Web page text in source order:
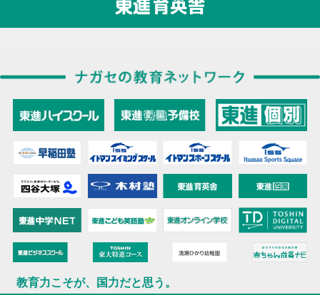
教育力こそが、国力だと思う。